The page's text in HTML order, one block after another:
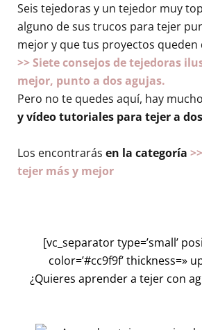
Seis tejedoras y un tejedor muy
alguno de sus trucos para tejer
mejor y que tus proyectos queden
>> Siete consejos de tejedoras
mejor, punto a dos agujas.
Pero no te quedes aquí, hay
y vídeo tutoriales para tejer a
Los encontrarás en la categoría
tejer más y mejor
[vc_separator type=’small’
color=’#cc9f9f’ thickness=»
¿Quieres aprender a tejer con